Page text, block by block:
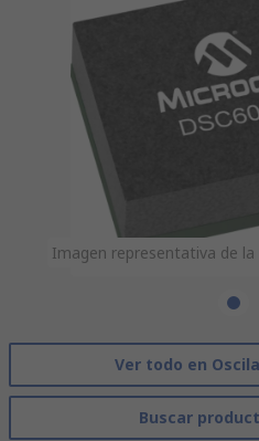
Imagen representativa de
Ver todo en
Buscar